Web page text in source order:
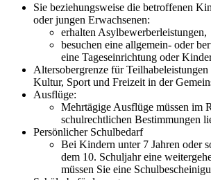
Sie beziehungsweise die betroffenen
oder jungen Erwachsenen:
erhalten Asylbewerberleistungen,
besuchen eine allgemein- oder
eine Tageseinrichtung oder
Altersobergrenze für
Kultur, Sport und Freizeit in der
Ausflüge:
Mehrtägige Ausflüge müssen im
schulrechtlichen Bestimmungen
Persönlicher Schulbedarf
Bei Kindern unter 7 Jahren oder
dem 10. Schuljahr eine
müssen Sie eine